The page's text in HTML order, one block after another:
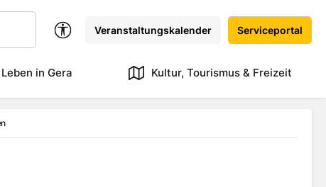
Veranstaltungskalender Serviceportal
Leben in Gera Kultur, Tourismus & Freizeit